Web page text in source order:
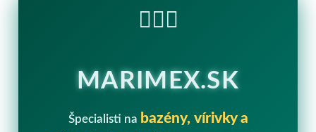
🏊‍♂️💧
MARIMEX.SK
Špecialisti na bazény, vírivky a